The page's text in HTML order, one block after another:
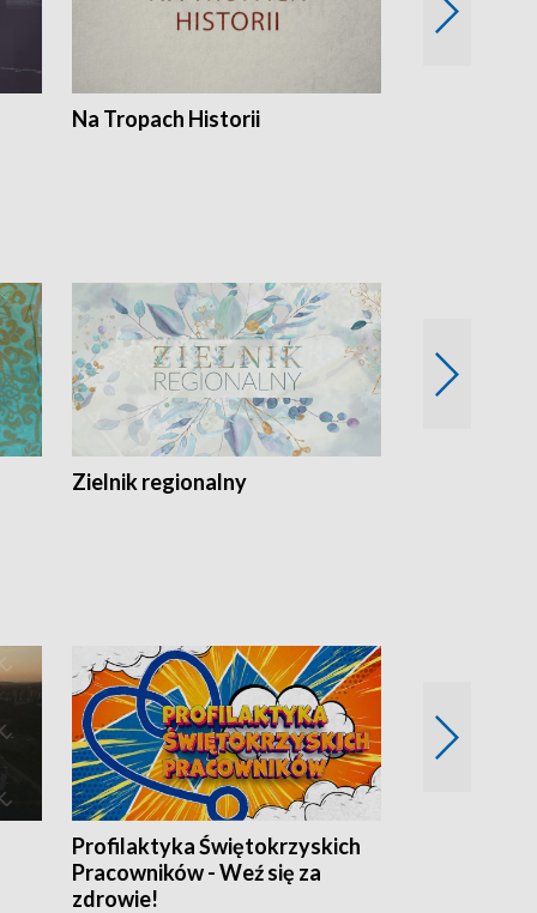
Na Tropach Historii
Zielnik regionalny
Profilaktyka Świętokrzyskich
Pracowników - Weź się za
zdrowie!